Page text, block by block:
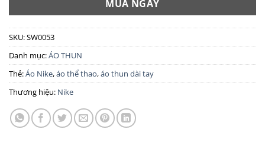
MUA NGAY
SKU:SW0053
Danh mục:ÁO THUN
Thẻ:Áo Nike,áo thể thao,áo thun dài tay
Thương hiệu: Nike